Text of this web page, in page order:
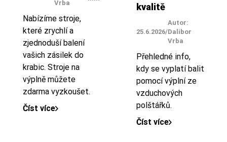
Vrba
Nabízíme stroje,
které zrychlí a
zjednoduší balení
vašich zásilek do
krabic. Stroje na
výplně můžete
zdarma vyzkoušet.
Číst více
kvalitě
25.6.2026/
Autor:
Dalibor
Vrba
Přehledné info,
kdy se vyplatí balit
pomocí výplní ze
vzduchových
polštářků.
Číst více